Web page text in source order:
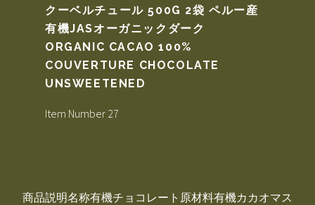
クーベルチュール 500G 2袋 ペルー産
有機JASオーガニックダーク
ORGANIC CACAO 100%
COUVERTURE CHOCOLATE
UNSWEETENED
Item Number 27
商品説明名称有機チョコレート原材料有機カカオマス